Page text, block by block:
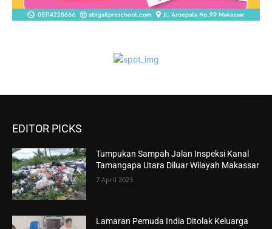
EDITOR PICKS
Tumpukan Sampah Jalan Inspeksi Kanal
Tamangapa Utara Diluar Wilayah Makassar
7 April 2023
Lamaran Pemuda India Ditolak Keluarga